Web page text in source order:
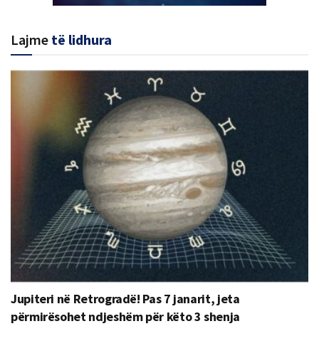
Lajme të lidhura
Jupiteri në Retrogradë! Pas 7 janarit, jeta
përmirësohet ndjeshëm për këto 3 shenja